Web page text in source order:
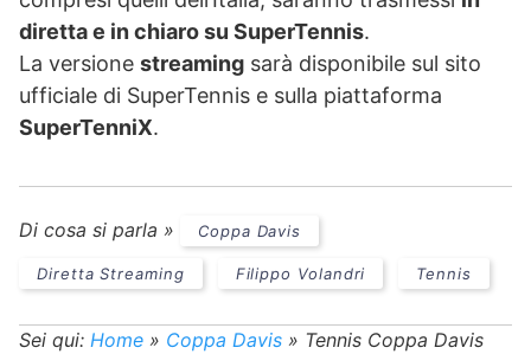
diretta e in chiaro su SuperTennis.
La versione streaming sarà disponibile sul sito
ufficiale di SuperTennis e sulla piattaforma
SuperTenniX.
Di cosa si parla » Coppa Davis
Diretta Streaming Filippo Volandri Tennis
Sei qui: Home » Coppa Davis » Tennis Coppa Davis